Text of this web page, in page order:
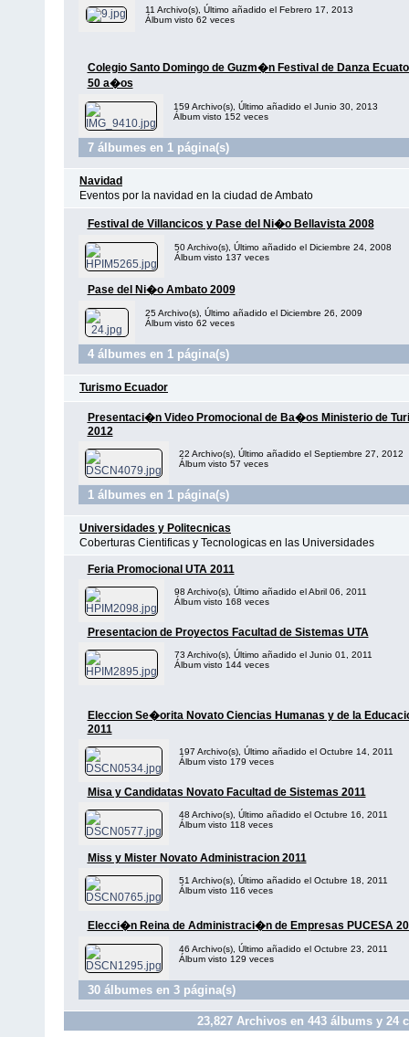
11 Archivo(s), Último añadido el Febrero 17, 2013
Álbum visto 62 veces
Colegio Santo Domingo de Guzm�n Festival de Danza
50 a�os
159 Archivo(s), Último añadido el Junio 30, 2013
Álbum visto 152 veces
7 álbumes en 1 página(s)
Navidad
Eventos por la navidad en la ciudad de Ambato
Festival de Villancicos y Pase del Ni�o Bellavista 2008
50 Archivo(s), Último añadido el Diciembre 24, 2008
Álbum visto 137 veces
Pase del Ni�o Ambato 2009
25 Archivo(s), Último añadido el Diciembre 26, 2009
Álbum visto 62 veces
4 álbumes en 1 página(s)
Turismo Ecuador
Presentaci�n Video Promocional de Ba�os Ministerio de
2012
22 Archivo(s), Último añadido el Septiembre 27, 2012
Álbum visto 57 veces
1 álbumes en 1 página(s)
Universidades y Politecnicas
Coberturas Cientificas y Tecnologicas en las Universidades
Feria Promocional UTA 2011
98 Archivo(s), Último añadido el Abril 06, 2011
Álbum visto 168 veces
Presentacion de Proyectos Facultad de Sistemas UTA
73 Archivo(s), Último añadido el Junio 01, 2011
Álbum visto 144 veces
Eleccion Se�orita Novato Ciencias Humanas y de la
2011
197 Archivo(s), Último añadido el Octubre 14, 2011
Álbum visto 179 veces
Misa y Candidatas Novato Facultad de Sistemas 2011
48 Archivo(s), Último añadido el Octubre 16, 2011
Álbum visto 118 veces
Miss y Mister Novato Administracion 2011
51 Archivo(s), Último añadido el Octubre 18, 2011
Álbum visto 116 veces
Elecci�n Reina de Administraci�n de Empresas PUCESA
46 Archivo(s), Último añadido el Octubre 23, 2011
Álbum visto 129 veces
30 álbumes en 3 página(s)
23,827Archivos en 443álbums y 24